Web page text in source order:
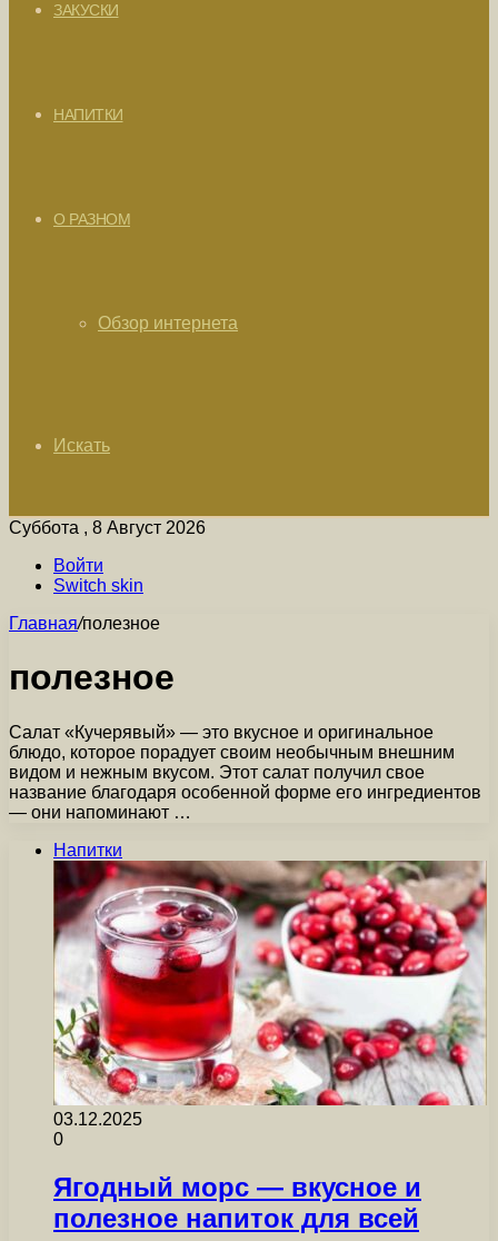
ЗАКУСКИ
НАПИТКИ
О РАЗНОМ
Обзор интернета
Искать
Суббота , 8 Август 2026
Войти
Switch skin
Главная/полезное
полезное
Салат «Кучерявый» — это вкусное и оригинальное
блюдо, которое порадует своим необычным внешним
видом и нежным вкусом. Этот салат получил свое
название благодаря особенной форме его ингредиентов
— они напоминают …
Напитки
03.12.2025
0
Ягодный морс — вкусное и
полезное напиток для всей